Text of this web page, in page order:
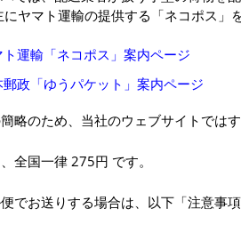
ヤマト運輸の提供する「ネコポス」
ト運輸「ネコポス」案内ページ
郵政「ゆうパケット」案内ページ
略のため、当社のウェブサイトでは
全国一律 275円 です。
でお送りする場合は、以下「注意事